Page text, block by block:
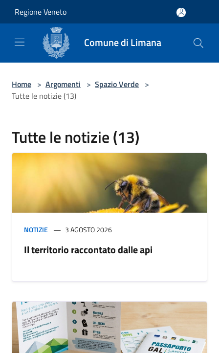
Regione Veneto
Comune di Limana
Home > Argomenti > Spazio Verde >
Tutte le notizie (13)
Tutte le notizie (13)
NOTIZIE 3 AGOSTO 2026
Il territorio raccontato dalle api